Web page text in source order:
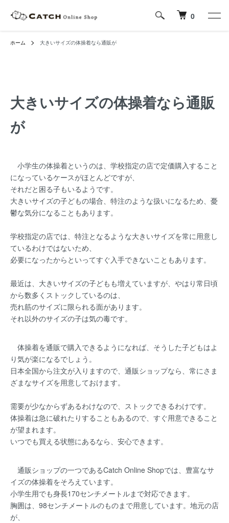
0
ホーム 大きいサイズの体操着なら通販が
大きいサイズの体操着なら通販
が
小学生の体操着というのは、学校指定の店で定価購入すること
になっているケースがほとんどですが、
それだと困る子もいるようです。
大きいサイズの子どもの場合、特注のような扱いになるため、憂
鬱な気分になることもあります。
学校指定の店では、特注となるような大きいサイズを常に用意し
ているわけではないため、
必要になったからといってすぐ入手できないこともあります。
最近は、大きいサイズの子どもも増えていますが、やはり常日頃
から数多くストックしているのは、
売れ筋のサイズに限られる面があります。
それ以外のサイズの子は気の毒です。
体操着を通販で購入できるようになれば、そうした子どもはよ
り気が楽になるでしょう。
日本全国から注文が入りますので、通販ショップなら、常にさま
ざまなサイズを用意しておけます。
需要が少なからずあるわけなので、ストックできるわけです。
体操着は急に破れたりすることもあるので、すぐ用意できること
が望まれます。
いつでも買える状態にあるなら、安心できます。
通販ショップの一つであるCatch Online Shopでは、豊富なサ
イズの体操着をそろえています。
小学生用でも身長170センチメートルまで対応できます。
胸囲は、98センチメートルのものまで用意しています。地元の店
が、